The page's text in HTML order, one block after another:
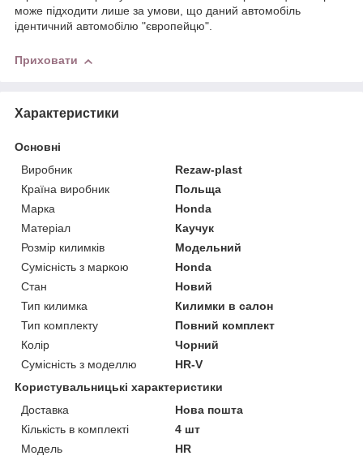
може підходити лише за умови, що даний автомобіль
ідентичний автомобілю "європейцю".
Приховати
Характеристики
Основні
Виробник
Rezaw-plast
Країна виробник
Польща
Марка
Honda
Матеріал
Каучук
Розмір килимків
Модельний
Сумісність з маркою
Honda
Стан
Новий
Тип килимка
Килимки в салон
Тип комплекту
Повний комплект
Колір
Чорний
Сумісність з моделлю
HR-V
Користувальницькі характеристики
Доставка
Нова пошта
Кількість в комплекті
4 шт
Мoдель
HR